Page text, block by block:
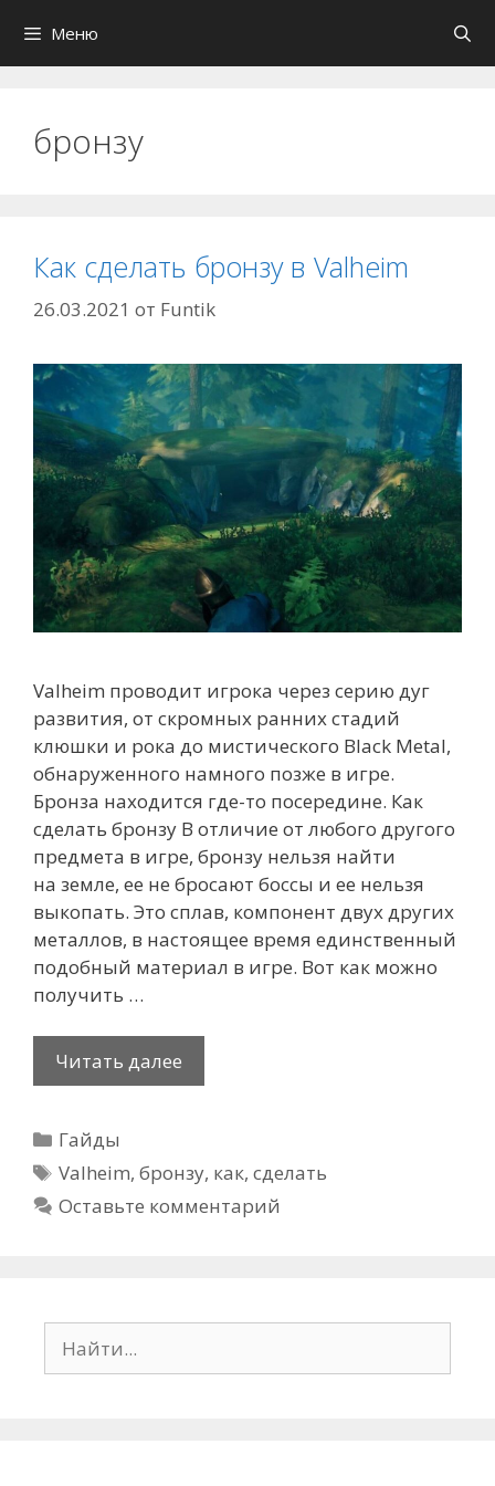
содержимому
Меню
бронзу
Как сделать бронзу в Valheim
26.03.2021 от Funtik
Valheim проводит игрока через серию дуг
развития, от скромных ранних стадий
клюшки и рока до мистического Black Metal,
обнаруженного намного позже в игре.
Бронза находится где-то посередине. Как
сделать бронзу В отличие от любого другого
предмета в игре, бронзу нельзя найти
на земле, ее не бросают боссы и ее нельзя
выкопать. Это сплав, компонент двух других
металлов, в настоящее время единственный
подобный материал в игре. Вот как можно
получить …
Читать далее
сделать
Valheim
Рубрики
Гайды
Метки
Valheim,бронзу, как,сделать
Оставьте комментарий
Поиск: